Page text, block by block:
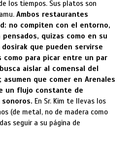
los tiempos. Sus platos son
Ambos restaurantes
no compiten con el entorno,
pensados, quizas como en su
que pueden servirse
como para picar entre un par
aislar al comensal del
que comer en Arenales
un flujo constante de
En Sr. Kim te llevas los
(de metal, no de madera como
seguir a su página de